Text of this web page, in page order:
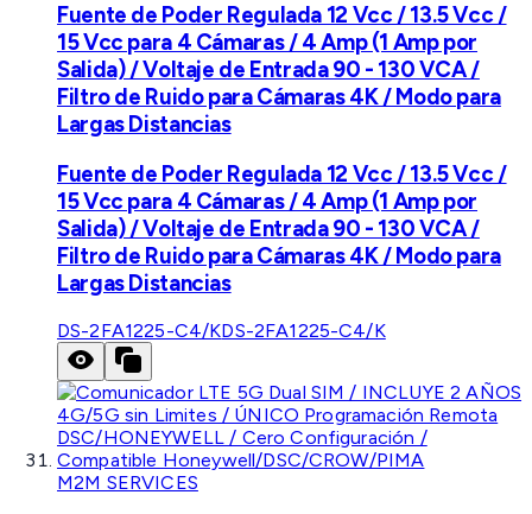
Fuente de Poder Regulada 12 Vcc / 13.5 Vcc /
15 Vcc para 4 Cámaras / 4 Amp (1 Amp por
Salida) / Voltaje de Entrada 90 - 130 VCA /
Filtro de Ruido para Cámaras 4K / Modo para
Largas Distancias
Fuente de Poder Regulada 12 Vcc / 13.5 Vcc /
15 Vcc para 4 Cámaras / 4 Amp (1 Amp por
Salida) / Voltaje de Entrada 90 - 130 VCA /
Filtro de Ruido para Cámaras 4K / Modo para
Largas Distancias
DS-2FA1225-C4/KDS-2FA1225-C4/K
M2M SERVICES